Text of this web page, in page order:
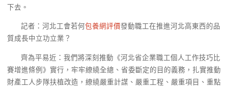
下去。
記者：河北工會若何包養網評價發動職工在推進河北高東西的品
質成長中立功立業？
齊為平易近：我們將深刻推動《河北省企業職工個人工作技巧比
賽增進條例》實行，牢牢繚繞全總、省委斷定的目的義務，扎實推動
財產工人步隊扶植改造，繚繞嚴重計謀、嚴重工程、嚴重項目、重點